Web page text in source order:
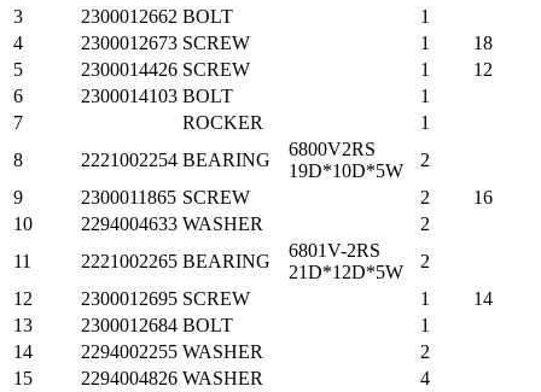
3
2300012662 BOLT
1
4
2300012673 SCREW 1
18
5
2300014426 SCREW 1
12
6
2300014103 BOLT
1
7
ROCKER
1
8
2221002254 BEARING
6800V2RS
19D*10D*5W
2
9
2300011865 SCREW 2
16
10
2294004633 WASHER
2
11
2221002265 BEARING
6801V-2RS
21D*12D*5W
2
12
2300012695 SCREW 1
14
13
2300012684 BOLT
1
14
2294002255 WASHER
2
15
2294004826 WASHER
4